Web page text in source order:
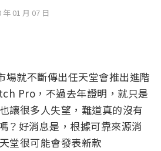
年 01 月 07 日
場就不斷傳出任天堂會推出進階
Pro，不過去年證明，就只是
讓很多人失望，難道真的沒有
？好消息是，根據可靠來源消
堂很可能會發表新款